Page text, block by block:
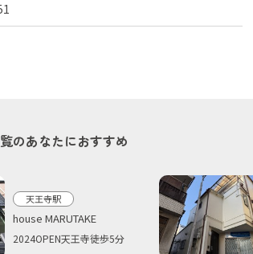
のあなたにおすすめ
天王寺駅
house MARUTAKE
2024OPEN天王寺徒歩5分